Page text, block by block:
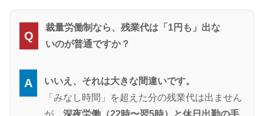
Q
裁量労働制なら、残業代は「1円も」出な
いのが普通ですか？
A
いいえ、それは大きな間違いです。
「みなし時間」を超えた分の残業代は出ません